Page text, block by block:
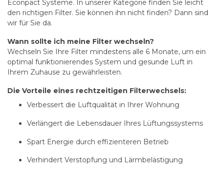
Econpact Systeme. In unserer Kategorie finden Sie leicht
den richtigen Filter. Sie können ihn nicht finden? Dann sind
wir für Sie da.
Wann sollte ich meine Filter wechseln?
Wechseln Sie Ihre Filter mindestens alle 6 Monate, um ein
optimal funktionierendes System und gesunde Luft in
Ihrem Zuhause zu gewährleisten.
Die Vorteile eines rechtzeitigen Filterwechsels:
Verbessert die Luftqualität in Ihrer Wohnung
Verlängert die Lebensdauer Ihres Lüftungssystems
Spart Energie durch effizienteren Betrieb
Verhindert Verstopfung und Lärmbelästigung